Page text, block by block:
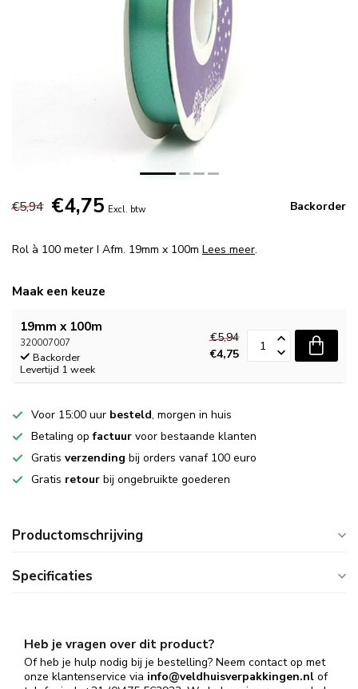
€5,94 €4,75 Excl. btw Backorder
Rol à 100 meter I Afm. 19mm x 100m Lees meer.
Maak een keuze
19mm x 100m
320007007
Backorder
Levertijd 1 week
€5,94
€4,75
Voor 15:00 uur besteld, morgen in huis
Betaling opfactuur voor bestaande klanten
Gratis verzending bij orders vanaf 100 euro
Gratis retour bij ongebruikte goederen
Productomschrijving
Specificaties
Heb je vragen over dit product?
Of heb je hulp nodig bij je bestelling? Neem contact op met
onze klantenservice via info@veldhuisverpakkingen.nl of